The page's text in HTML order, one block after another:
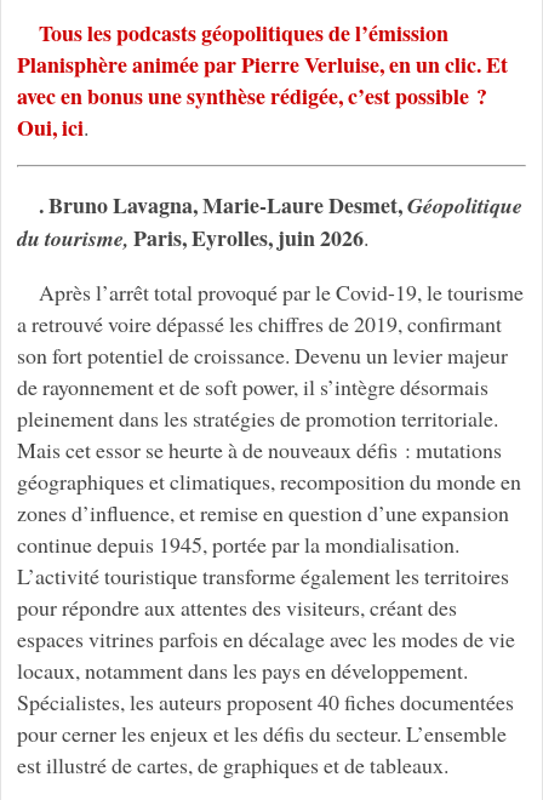
Tous les podcasts géopolitiques de l’émission
Planisphère animée par Pierre Verluise, en un clic. Et
avec en bonus une synthèse rédigée, c’est possible ?
Oui, ici.
. Bruno Lavagna, Marie-Laure Desmet,Géopolitique
du tourisme, Paris, Eyrolles, juin 2026.
Après l’arrêt total provoqué par le Covid-19, le tourisme
a retrouvé voire dépassé les chiffres de 2019, confirmant
son fort potentiel de croissance. Devenu un levier majeur
de rayonnement et de soft power, il s’intègre désormais
pleinement dans les stratégies de promotion territoriale.
Mais cet essor se heurte à de nouveaux défis : mutations
géographiques et climatiques, recomposition du monde en
zones d’influence, et remise en question d’une expansion
continue depuis 1945, portée par la mondialisation.
L’activité touristique transforme également les territoires
pour répondre aux attentes des visiteurs, créant des
espaces vitrines parfois en décalage avec les modes de vie
locaux, notamment dans les pays en développement.
Spécialistes, les auteurs proposent 40 fiches documentées
pour cerner les enjeux et les défis du secteur. L’ensemble
est illustré de cartes, de graphiques et de tableaux.